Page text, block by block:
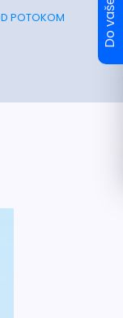
POTOKOM